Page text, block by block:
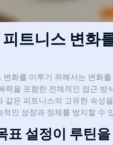
트니스 변화
변화를 이루기 위해서는 변화
력을 포함한 전체적인 접근
같은 피트니스의 고유한 속성
적인 성장과 정체를 방지할 수
표 설정이 루틴